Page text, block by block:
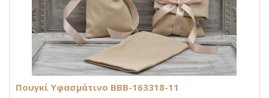
Πουγκί Υφασμάτινο BBB-163318-11